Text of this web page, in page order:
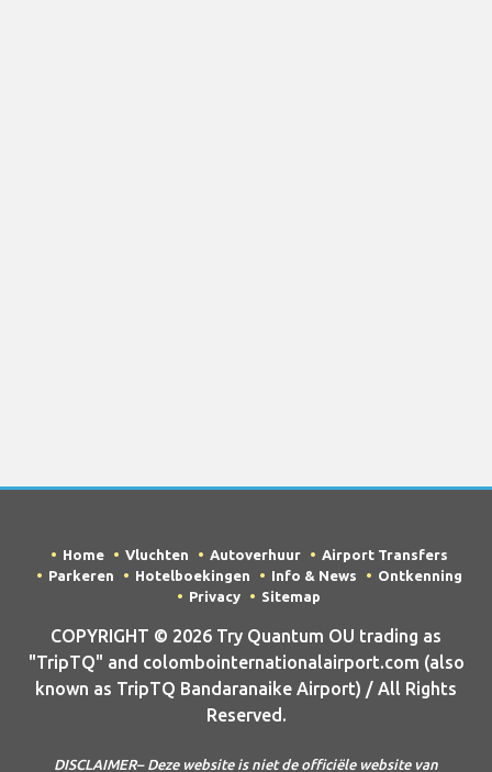
Home Vluchten Autoverhuur
Airport Transfers
Parkeren
Hotelboekingen Info & News
Ontkenning
Privacy
Sitemap
COPYRIGHT © 2026 Try Quantum OU trading as
"TripTQ" and colombointernationalairport.com (also
known as TripTQ Bandaranaike Airport) / All Rights
Reserved.
DISCLAIMER– Deze website is niet de officiële website van